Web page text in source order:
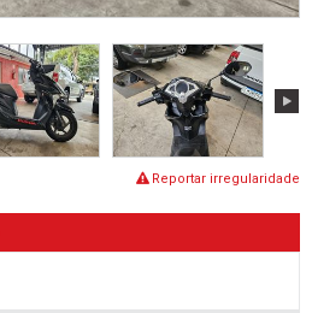
Reportar irregularidade